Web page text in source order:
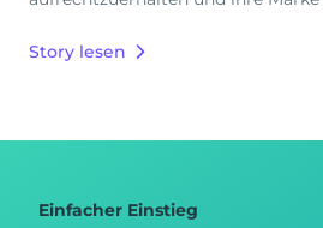
Story lesen
Einfacher Einstieg